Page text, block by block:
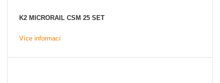
K2 MICRORAIL CSM 25 SET
Více informací